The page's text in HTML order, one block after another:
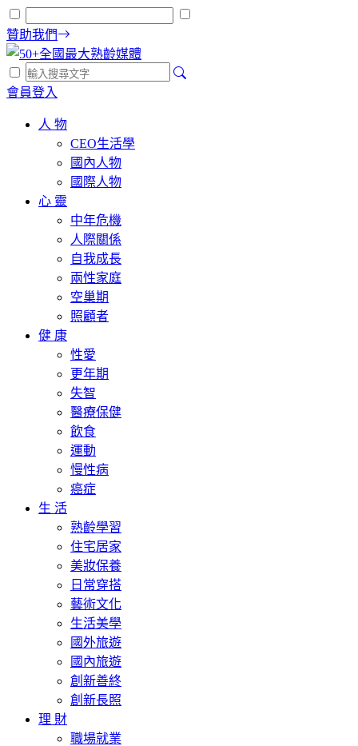
贊助我們
會員登入
人 物
CEO生活學
國內人物
國際人物
心 靈
中年危機
人際關係
自我成長
兩性家庭
空巢期
照顧者
健 康
性愛
更年期
失智
醫療保健
飲食
運動
慢性病
癌症
生 活
熟齡學習
住宅居家
美妝保養
日常穿搭
藝術文化
生活美學
國外旅遊
國內旅遊
創新善終
創新長照
理 財
職場就業